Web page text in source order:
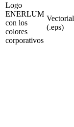
Logo
ENERLUM
con los
colores
corporativos
Vectorial
(.eps)